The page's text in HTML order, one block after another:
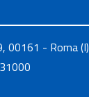
00161 - Roma (I)